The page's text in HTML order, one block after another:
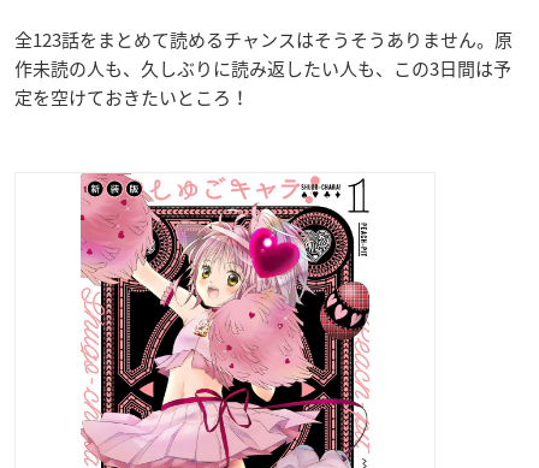
全123話をまとめて読めるチャンスはそうそうありません。原
作未読の人も、久しぶりに読み返したい人も、この3日間は予
定を空けておきたいところ！